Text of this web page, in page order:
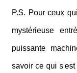
P.S. Pour ceux
mystérieuse
puissante
savoir ce qui